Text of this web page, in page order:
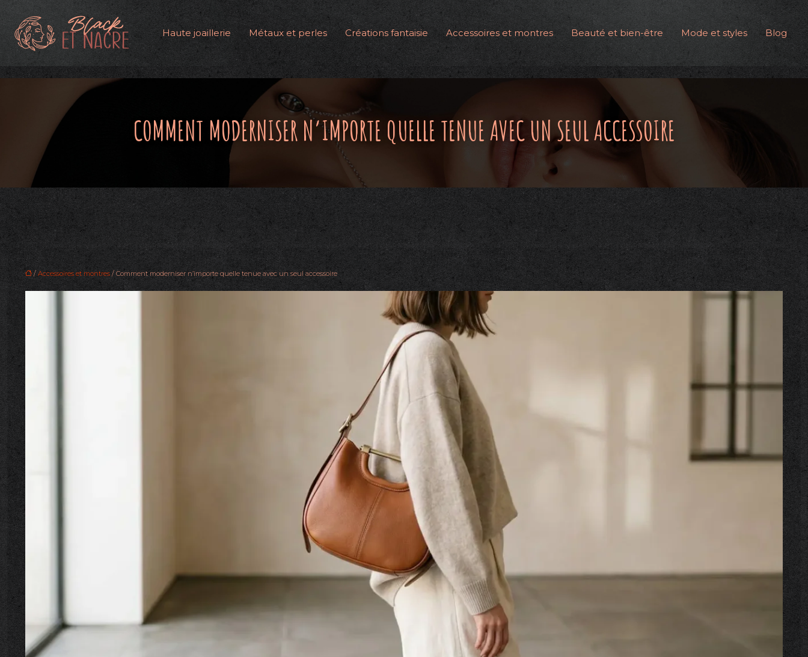
Haute joaillerie Métaux et perles Créations fantaisie Accessoires et montres Beauté et bien-être Mode et styles Blog
COMMENT MODERNISER N’IMPORTE QUELLE TENUE AVEC UN SEUL ACCESSOIRE
/ Accessoires et montres/ Comment moderniser n’importe quelle tenue avec un seul accessoire